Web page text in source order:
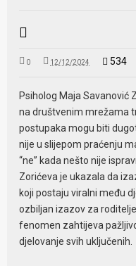
0 12/12/2024 534
Psiholog Maja Savanović
na društvenim mrežama
postupaka mogu biti
nije u slijepom praćenju
“ne” kada nešto nije
Zorićeva je ukazala da
koji postaju viralni među
ozbiljan izazov za
fenomen zahtijeva
djelovanje svih uključenih.